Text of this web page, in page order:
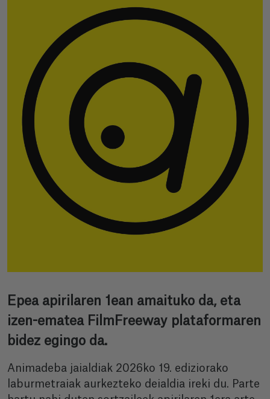
Epea apirilaren 1ean amaituko da, eta
izen-ematea FilmFreeway plataformaren
bidez egingo da.
Animadeba jaialdiak 2026ko 19. ediziorako
laburmetraiak aurkezteko deialdia ireki du. Parte